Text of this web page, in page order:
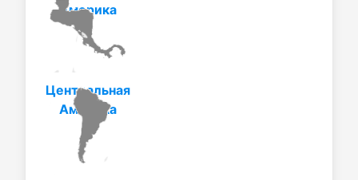
Америка
Центральная
Америка